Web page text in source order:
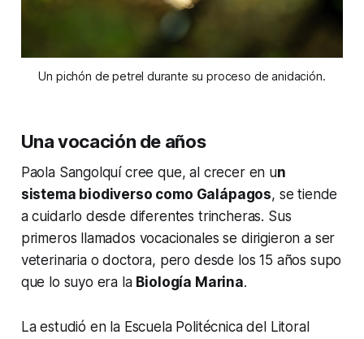
Un pichón de petrel durante su proceso de anidación.
Una vocación de años
Paola Sangolquí cree que, al crecer en un
sistema biodiverso como Galápagos, se tiende
a cuidarlo desde diferentes trincheras. Sus
primeros llamados vocacionales se dirigieron a ser
veterinaria o doctora, pero desde los 15 años supo
que lo suyo era la Biología Marina.
La estudió en la Escuela Politécnica del Litoral